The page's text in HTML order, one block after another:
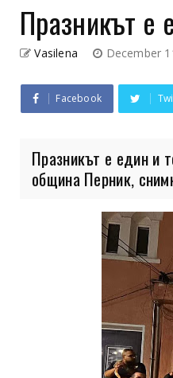
Празникът е
Vasilena December
Facebook
Празникът е един и
община Перник,